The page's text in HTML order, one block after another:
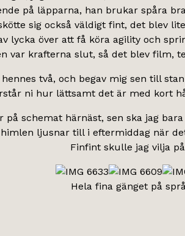
på läpparna, han brukar spåra
sig också väldigt fint, det blev
lycka över att få köra agility och
var krafterna slut, så det blev film,
två, och begav mig sen till
ni hur lättsamt det är med kort
på schemat härnäst, sen ska jag
ljusnar till i eftermiddag när
Finfint skulle jag vilja
Hela fina gänget på